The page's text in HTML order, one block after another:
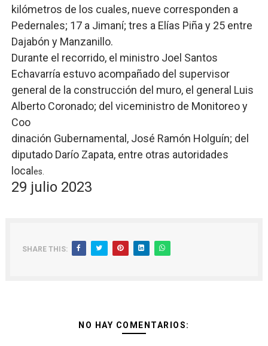
kilómetros de los cuales, nueve corresponden a
Pedernales; 17 a Jimaní; tres a Elías Piña y 25 entre
Dajabón y Manzanillo.
Durante el recorrido, el ministro Joel Santos
Echavarría estuvo acompañado del supervisor
general de la construcción del muro, el general Luis
Alberto Coronado; del viceministro de Monitoreo y
Coo
dinación Gubernamental, José Ramón Holguín; del
diputado Darío Zapata, entre otras autoridades
local es.
29 julio 2023
SHARE THIS:
NO HAY COMENTARIOS: